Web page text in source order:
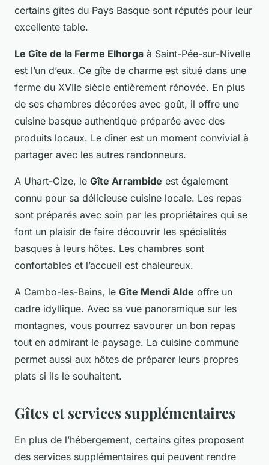
certains gîtes du Pays Basque sont réputés pour leur
excellente table.
Le Gîte de la Ferme Elhorga à Saint-Pée-sur-Nivelle
est l’un d’eux. Ce gîte de charme est situé dans une
ferme du XVIIe siècle entièrement rénovée. En plus
de ses chambres décorées avec goût, il offre une
cuisine basque authentique préparée avec des
produits locaux. Le dîner est un moment convivial à
partager avec les autres randonneurs.
A Uhart-Cize, le Gîte Arrambide est également
connu pour sa délicieuse cuisine locale. Les repas
sont préparés avec soin par les propriétaires qui se
font un plaisir de faire découvrir les spécialités
basques à leurs hôtes. Les chambres sont
confortables et l’accueil est chaleureux.
A Cambo-les-Bains, le Gîte Mendi Alde offre un
cadre idyllique. Avec sa vue panoramique sur les
montagnes, vous pourrez savourer un bon repas
tout en admirant le paysage. La cuisine commune
permet aussi aux hôtes de préparer leurs propres
plats si ils le souhaitent.
Gîtes et services supplémentaires
En plus de l’hébergement, certains gîtes proposent
des services supplémentaires qui peuvent rendre